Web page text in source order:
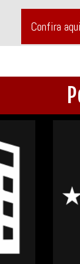
Confira